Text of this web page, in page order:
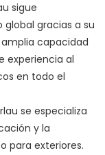
sigue
gracias a su
capacidad
experiencia al
en todo el
se especializa
y la
para exteriores.